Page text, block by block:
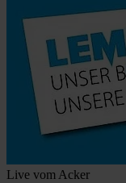
Live vom Acker